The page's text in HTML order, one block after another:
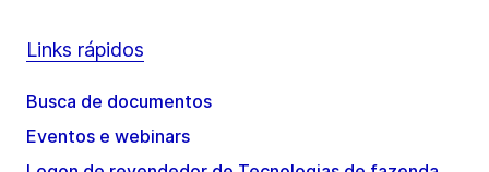
Links rápidos
Busca de documentos
Eventos e webinars